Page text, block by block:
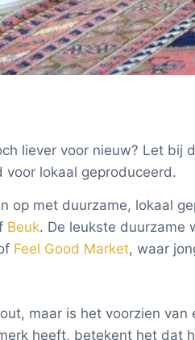
liever voor nieuw? Let bij
lokaal geproduceerd.
op met duurzame, lokaal
Beuk. De leukste duurzame
Feel Good Market, waar
maar is het voorzien van
heeft, betekent het dat